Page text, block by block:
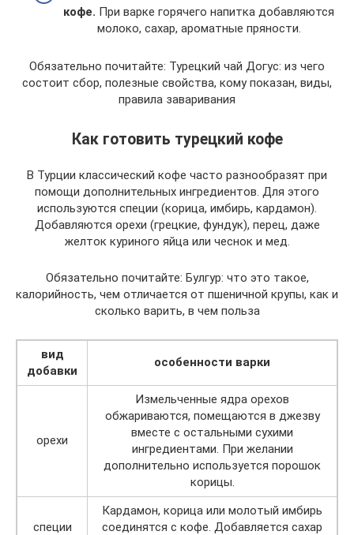
кофе. При варке горячего напитка добавляются
молоко, сахар, ароматные пряности.
Обязательно почитайте: Турецкий чай Догус: из чего
состоит сбор, полезные свойства, кому показан, виды,
правила заваривания
Как готовить турецкий кофе
В Турции классический кофе часто разнообразят при
помощи дополнительных ингредиентов. Для этого
используются специи (корица, имбирь, кардамон).
Добавляются орехи (грецкие, фундук), перец, даже
желток куриного яйца или чеснок и мед.
Обязательно почитайте: Булгур: что это такое,
калорийность, чем отличается от пшеничной крупы, как и
сколько варить, в чем польза
вид
добавки
особенности варки
орехи
Измельченные ядра орехов
обжариваются, помещаются в джезву
вместе с остальными сухими
ингредиентами. При желании
дополнительно используется порошок
корицы.
специи
Кардамон, корица или молотый имбирь
соединятся с кофе. Добавляется сахар